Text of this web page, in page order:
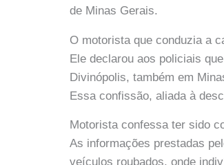
de Minas Gerais.
O motorista que conduzia a
Ele declarou aos policiais
Divinópolis, também em
Essa confissão, aliada à
Motorista confessa ter sido
As informações prestadas
veículos roubados, onde